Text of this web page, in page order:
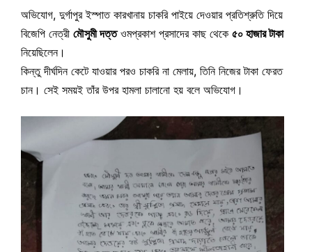
অভিযোগ, দুর্গাপুর ইস্পাত কারখানায় চাকরি পাইয়ে দেওয়ার প্রতিশ্রুতি দিয়ে
বিজেপি নেত্রী মৌসুমী দত্তওমপ্রকাশ প্রসাদের কাছ থেকে ৫০ হাজার টাকা
নিয়েছিলেন।
কিন্তু দীর্ঘদিন কেটে যাওয়ার পরও চাকরি না মেলায়, তিনি নিজের টাকা ফেরত
চান। সেই সময়ই তাঁর উপর হামলা চালানো হয় বলে অভিযোগ।